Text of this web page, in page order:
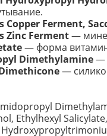
Copper Ferment,
Zinc Ferment—
— форма
Dimethylamine—
—
Ethylhexyl